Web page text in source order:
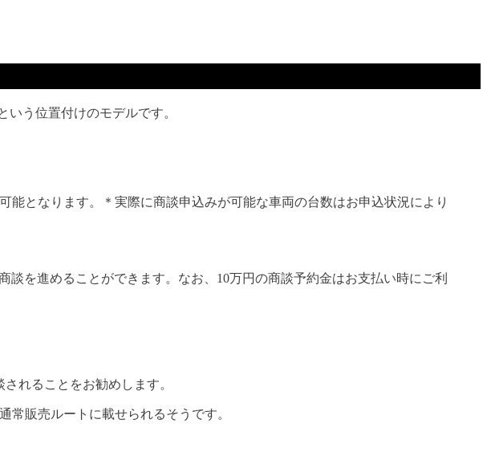
いう位置付けのモデルです。
となります。＊実際に商談申込みが可能な車両の台数はお申込状況により
談を進めることができます。なお、10万円の商談予約金はお支払い時にご利
れることをお勧めします。
常販売ルートに載せられるそうです。